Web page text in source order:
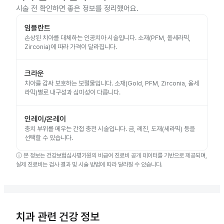
시술 전 확인하면 좋은 정보를 정리했어요.
임플란트
손상된 치아를 대체하는 인공치아 시술입니다. 소재(PFM, 올세라믹,
Zirconia)에 따라 가격이 달라집니다.
크라운
치아를 감싸 보호하는 보철물입니다. 소재(Gold, PFM, Zirconia, 올세
라믹)별로 내구성과 심미성이 다릅니다.
인레이/온레이
충치 부위를 메우는 간접 충전 시술입니다. 금, 레진, 도재(세라믹) 등을
선택할 수 있습니다.
ⓘ 본 정보는 건강보험심사평가원의 비급여 진료비 공개 데이터를 기반으로 제공되며,
실제 진료비는 검사 결과 및 시술 방법에 따라 달라질 수 있습니다.
치과 관련 건강 정보